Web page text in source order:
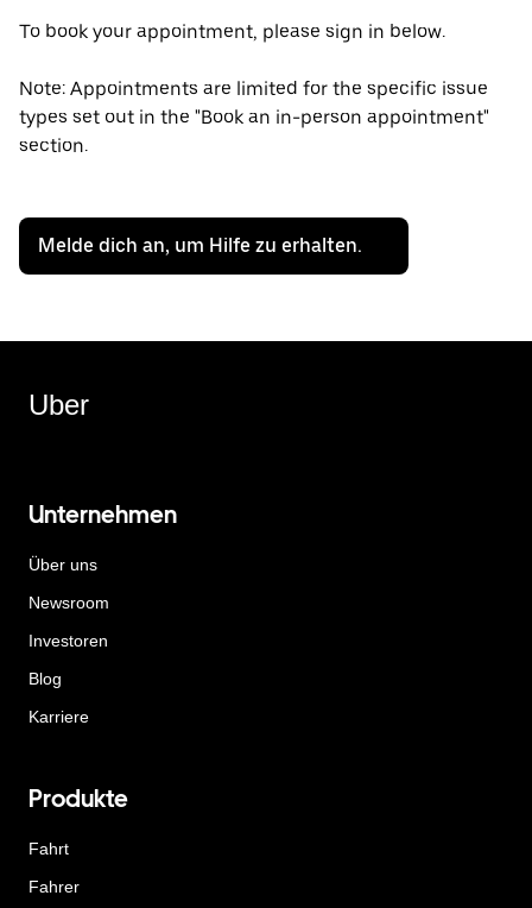
To book your appointment, please sign in below.
Note: Appointments are limited for the specific issue
types set out in the "Book an in-person appointment"
section.
Melde dich an, um Hilfe zu erhalten.
Uber
Unternehmen
Über uns
Newsroom
Investoren
Blog
Karriere
Produkte
Fahrt
Fahrer